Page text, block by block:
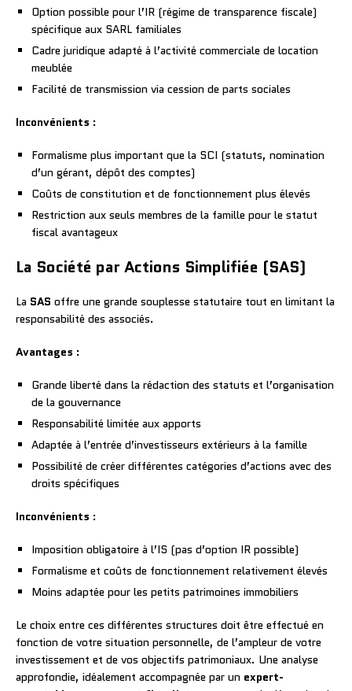
Option possible pour l’IR (régime de transparence fiscale)
spécifique aux SARL familiales
Cadre juridique adapté à l’activité commerciale de location
meublée
Facilité de transmission via cession de parts sociales
Inconvénients :
Formalisme plus important que la SCI (statuts, nomination
d’un gérant, dépôt des comptes)
Coûts de constitution et de fonctionnement plus élevés
Restriction aux seuls membres de la famille pour le statut
fiscal avantageux
La Société par Actions Simplifiée (SAS)
La SAS offre une grande souplesse statutaire tout en limitant la
responsabilité des associés.
Avantages :
Grande liberté dans la rédaction des statuts et l’organisation
de la gouvernance
Responsabilité limitée aux apports
Adaptée à l’entrée d’investisseurs extérieurs à la famille
Possibilité de créer différentes catégories d’actions avec des
droits spécifiques
Inconvénients :
Imposition obligatoire à l’IS (pas d’option IR possible)
Formalisme et coûts de fonctionnement relativement élevés
Moins adaptée pour les petits patrimoines immobiliers
Le choix entre ces différentes structures doit être effectué en
fonction de votre situation personnelle, de l’ampleur de votre
investissement et de vos objectifs patrimoniaux. Une analyse
approfondie, idéalement accompagnée par un expert-